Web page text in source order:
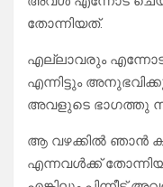
തോന്നിയത്.
എല്ലാവരും
എന്നിട്ടും
അവളുടെ ഭാഗത്തു
ആ വഴക്കിൽ ഞാൻ
എന്നവൾക്ക്